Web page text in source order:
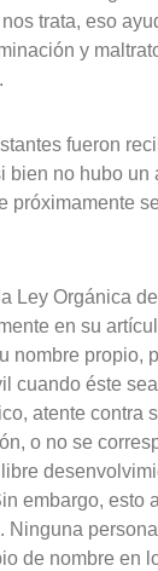
trata, eso
y
fueron
bien no hubo un
próximamente
Ley Orgánica
en su
nombre propio,
cuando éste
atente contra
o no se
embargo, esto
Ninguna
de nombre en